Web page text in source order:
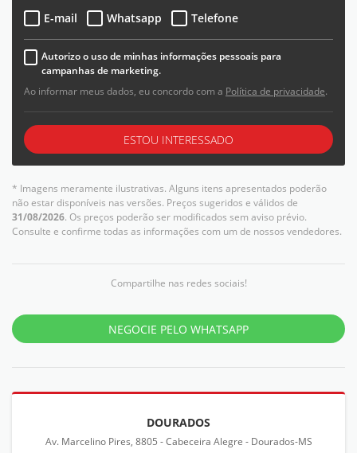
E-mail
Whatsapp Telefone
Autorizo o uso de minhas informações pessoais para
campanhas de marketing.
Ao informar meus dados, eu concordo com a Política de privacidade.
ESTOU INTERESSADO
* Imagens meramente ilustrativas. Alguns itens apresentados poderão
não estar disponíveis nas versões. Preços sugeridos e válidos de
31/08/2026. Os preços poderão ser modificados sem aviso prévio.
Consulte e confirme todas as informações com um de nossos vendedores.
Compartilhe nas redes sociais!
NEGOCIE PELO WHATSAPP
DOURADOS
Av. Marcelino Pires, 8805 - Cabeceira Alegre - Dourados-MS